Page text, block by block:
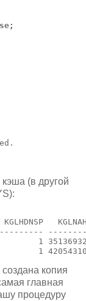
(в другой
1
копия
главная
процедуру